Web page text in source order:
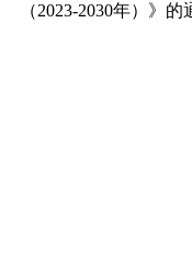
（2023-2030年）》的